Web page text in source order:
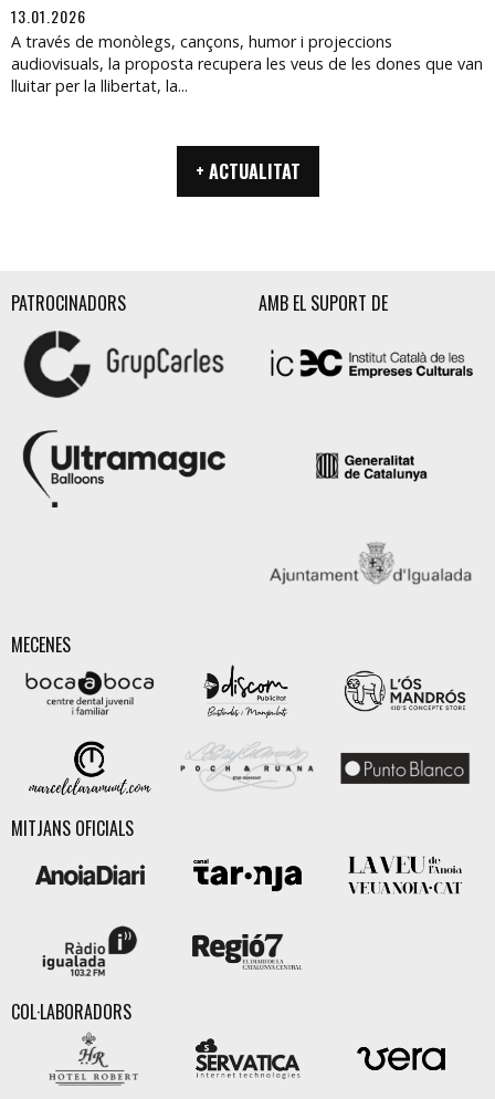
13.01.2026
A través de monòlegs, cançons, humor i projeccions
audiovisuals, la proposta recupera les veus de les dones que van
lluitar per la llibertat, la...
+ ACTUALITAT
PATROCINADORS AMB EL SUPORT DE
MECENES
MITJANS OFICIALS
COL·LABORADORS